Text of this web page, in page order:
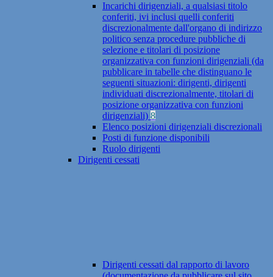
Incarichi dirigenziali, a qualsiasi titolo
conferiti, ivi inclusi quelli conferiti
discrezionalmente dall'organo di indirizzo
politico senza procedure pubbliche di
selezione e titolari di posizione
organizzativa con funzioni dirigenziali (da
pubblicare in tabelle che distinguano le
seguenti situazioni: dirigenti, dirigenti
individuati discrezionalmente, titolari di
posizione organizzativa con funzioni
dirigenziali) 8
Elenco posizioni dirigenziali discrezionali
Posti di funzione disponibili
Ruolo dirigenti
Dirigenti cessati
Dirigenti cessati dal rapporto di lavoro